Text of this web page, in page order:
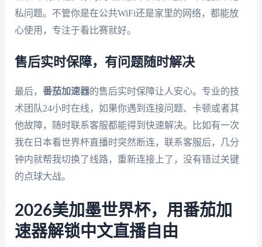
私问题。不管你是在公共WiFi还是家里的网络，都能放
心使用，专注于看比赛就好。
售后实时保障，有问题随时解决
最后， 番茄加速器的售后实时保障让人安心。专业的技
术团队24小时在线，如果你遇到连接问题、卡顿或者其
他故障，随时联系客服都能得到快速解决。比如有一次
我在日本看世界杯直播时突然断连，联系客服后，几分
钟内就帮我切换了线路，重新连接上了，没有错过关键
的点球大战。
2026美加墨世界杯，用番茄加
速器解锁中文直播自由